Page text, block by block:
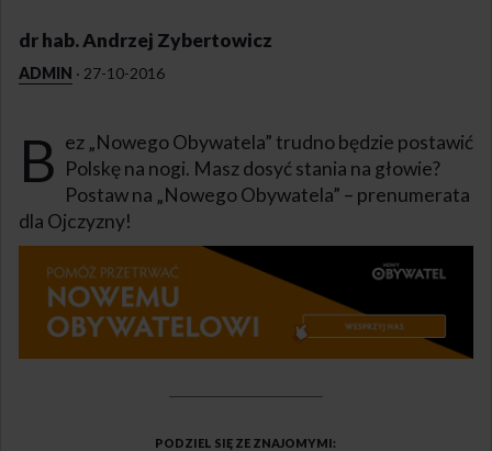
dr hab. Andrzej Zybertowicz
ADMIN · 27-10-2016
B ez „Nowego Obywatela” trudno będzie postawić
Polskę na nogi. Masz dosyć stania na głowie?
Postaw na „Nowego Obywatela” – prenumerata
dla Ojczyzny!
PODZIEL SIĘ ZE ZNAJOMYMI